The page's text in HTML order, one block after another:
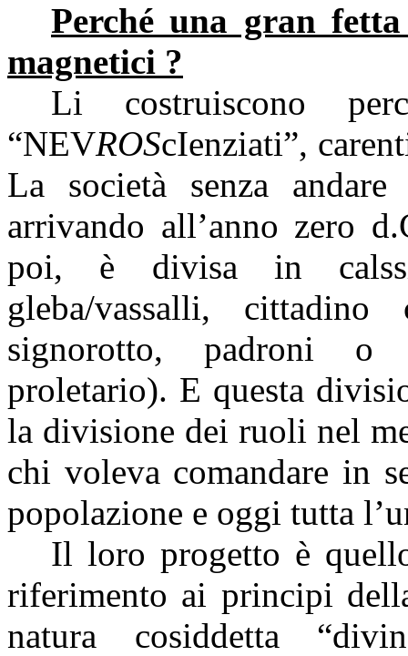
Perché una gran
magnetici ?
Li costruiscono
“NEVROScIenziati”,
La società senza
arrivando all’anno zero
poi, è divisa in
gleba/vassalli,
signorotto, padroni o
proletario). E questa
la divisione dei ruoli nel
chi voleva comandare in
popolazione e oggi tutta
Il loro progetto è
riferimento ai principi
natura cosiddetta